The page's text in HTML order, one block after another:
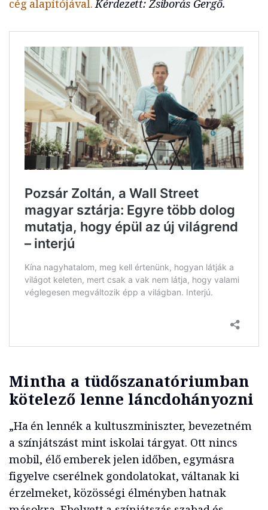
cég alapítójával. Kérdezett: Zsiborás Gergő.
Mintha a tüdőszanatóriumban
kötelező lenne láncdohányozni
„Ha én lennék a kultuszminiszter, bevezetném
a színjátszást mint iskolai tárgyat. Ott nincs
mobil, élő emberek jelen időben, egymásra
figyelve cserélnek gondolatokat, váltanak ki
érzelmeket, közösségi élményben hatnak